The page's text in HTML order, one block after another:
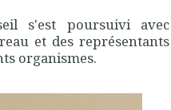
s'est poursuivi avec
et des représentants
organismes.